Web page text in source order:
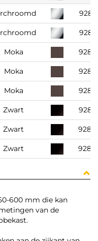
Moka
Moka
Moka
Zwart
Zwart
Zwart
600 mm die kan
van de